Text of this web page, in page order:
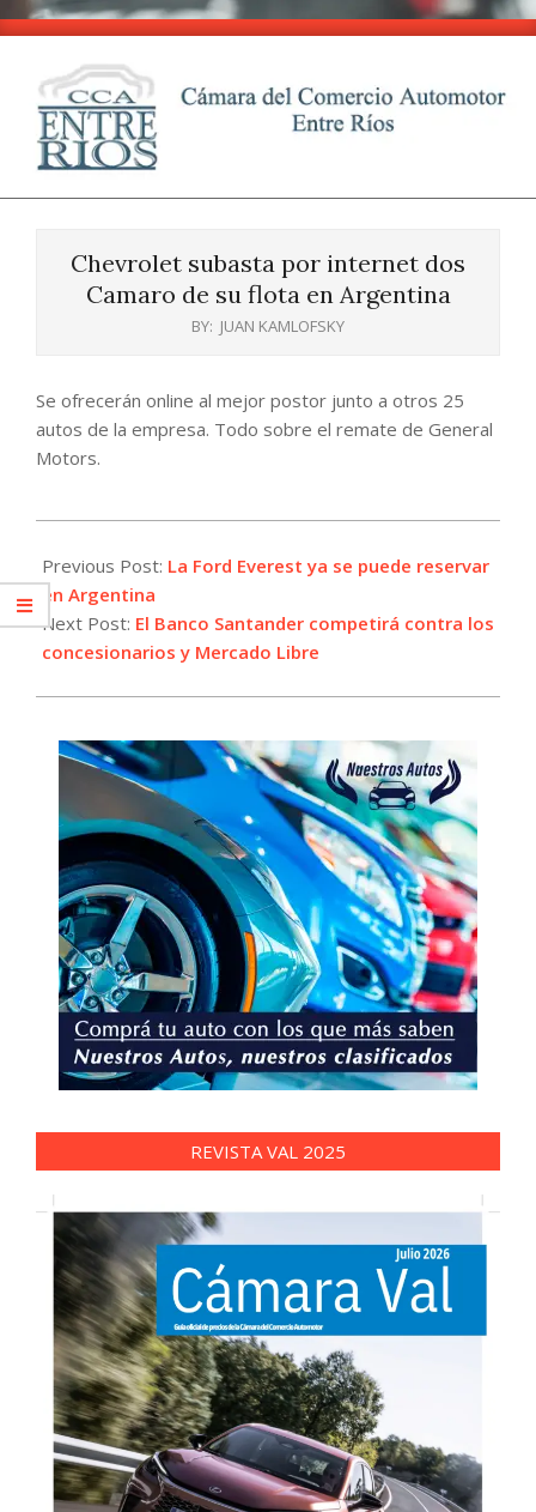
Skip
content
CCA
EntreChevrolet subasta por internet dos
Camaro de su flota en Argentina
BY: JUAN KAMLOFSKY
Se ofrecerán online al mejor postor junto a otros 25
autos de la empresa. Todo sobre el remate de General
Motors.
05-
27
Previous Post: La Ford Everest ya se puede reservar
en Argentina
Next Post: El Banco Santander competirá contra los
concesionarios y Mercado Libre
REVISTA VAL 2025